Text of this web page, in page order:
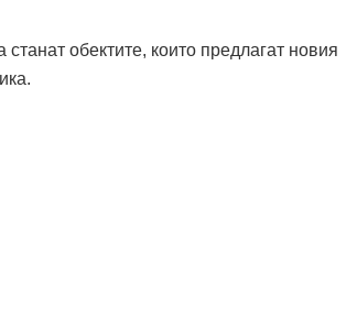
обектите, които предлагат новия